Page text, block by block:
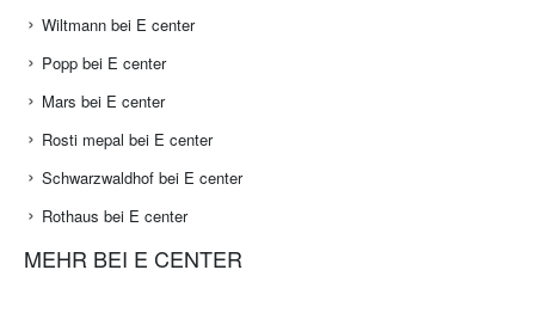
Wiltmann bei E center
Popp bei E center
Mars bei E center
Rosti mepal bei E center
Schwarzwaldhof bei E center
Rothaus bei E center
MEHR BEI E CENTER